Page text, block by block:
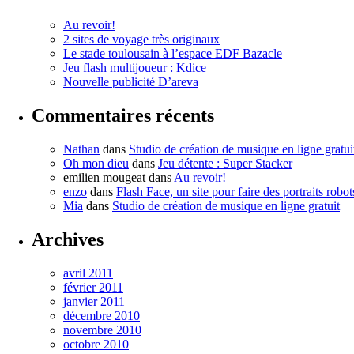
Au revoir!
2 sites de voyage très originaux
Le stade toulousain à l’espace EDF Bazacle
Jeu flash multijoueur : Kdice
Nouvelle publicité D’areva
Commentaires récents
Nathan dans Studio de création de musique en ligne
Oh mon dieu dans Jeu détente : Super Stacker
emilien mougeat dans Au revoir!
enzo dans Flash Face, un site pour faire des portraits
Mia dans Studio de création de musique en ligne gratuit
Archives
avril 2011
février 2011
janvier 2011
décembre 2010
novembre 2010
octobre 2010